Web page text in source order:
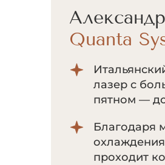
Quanta
лазер с
пятном —
Благодаря
проходит